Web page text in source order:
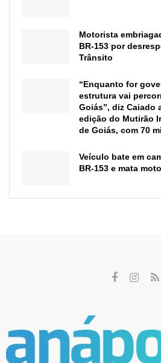
Motorista
BR-153 por
Trânsito
“Enquanto for
estrutura vai
Goiás”, diz Caiado
edição do Mutirão
de Goiás, com 70
Veículo bate em
BR-153 e mata